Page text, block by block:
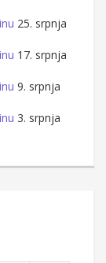
25. srpnja
17. srpnja
9. srpnja
3. srpnja